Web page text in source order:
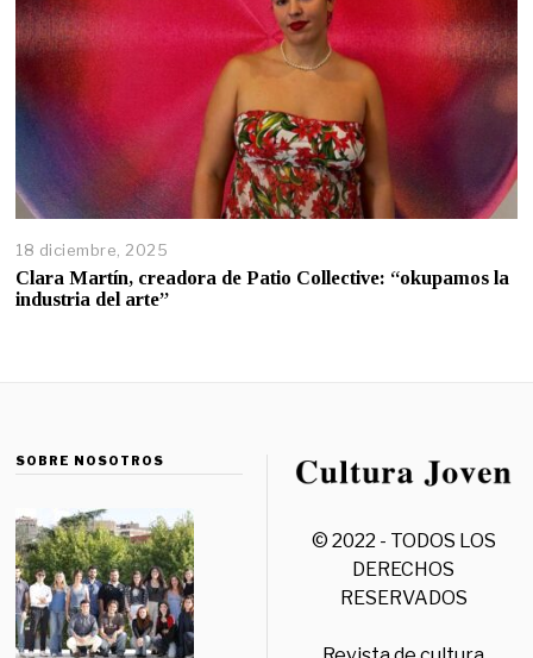
18 diciembre, 2025
Clara Martín, creadora de Patio Collective: “okupamos la
industria del arte”
SOBRE NOSOTROS
© 2022 - TODOS LOS
DERECHOS
RESERVADOS